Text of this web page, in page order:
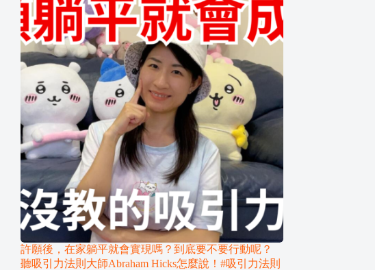
許願後，在家躺平就會實現嗎？到底要不要行動呢？
聽吸引力法則大師Abraham Hicks怎麼說！#吸引力法則